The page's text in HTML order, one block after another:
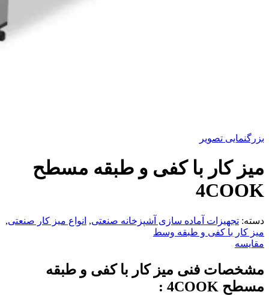
بزرگنمایی تصویر
میز کار با کفی و طبقه مسطح
4COOK
دسته: تجهیزات آماده سازی آشپزخانه صنعتی, انواع میز کار صنعتی,
میز کار با کفی و طبقه وسط
مقایسه
مشخصات فنی میز کار با کفی و طبقه
مسطح 4COOK
: